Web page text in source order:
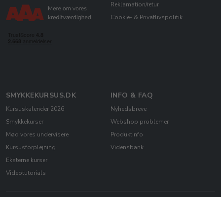
Reklamation/retur
Cookie- & Privatlivspolitik
SMYKKEKURSUS.DK
Kursuskalender 2026
Smykkekurser
Mød vores undervisere
Kursusforplejning
Eksterne kurser
Videotutorials
INFO & FAQ
Nyhedsbreve
Webshop problemer
Produktinfo
Vidensbank